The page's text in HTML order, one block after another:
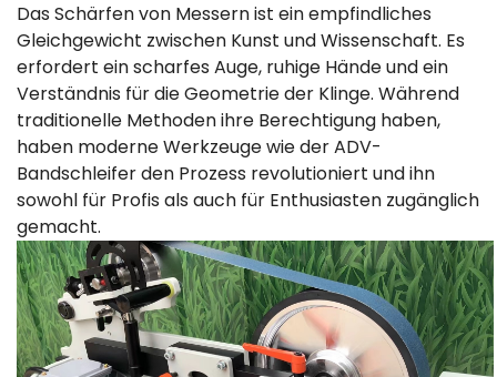
Das Schärfen von Messern ist ein empfindliches
Gleichgewicht zwischen Kunst und Wissenschaft. Es
erfordert ein scharfes Auge, ruhige Hände und ein
Verständnis für die Geometrie der Klinge. Während
traditionelle Methoden ihre Berechtigung haben,
haben moderne Werkzeuge wie der ADV-
Bandschleifer den Prozess revolutioniert und ihn
sowohl für Profis als auch für Enthusiasten zugänglich
gemacht.